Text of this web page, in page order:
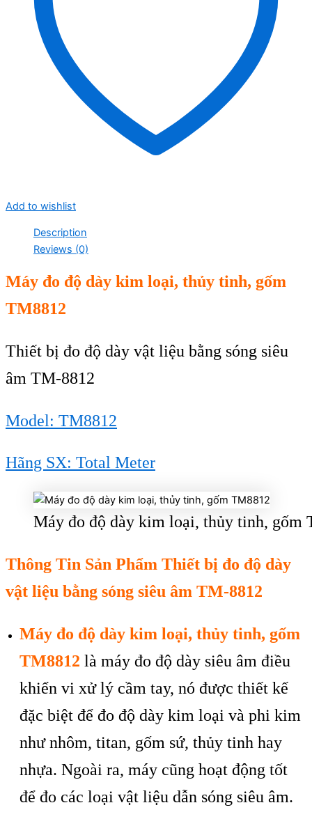
Add to wishlist
Description
Reviews (0)
Máy đo độ dày kim loại, thủy tinh, gốm
TM8812
Thiết bị đo độ dày vật liệu bằng sóng siêu
âm TM-8812
Model: TM8812
Hãng SX: Total Meter
Máy đo độ dày kim loại, thủy tinh, gốm
Thông Tin Sản Phẩm Thiết bị đo độ dày
vật liệu bằng sóng siêu âm TM-8812
Máy đo độ dày kim loại, thủy tinh, gốm
TM8812 là máy đo độ dày siêu âm điều
khiển vi xử lý cầm tay, nó được thiết kế
đặc biệt để đo độ dày kim loại và phi kim
như nhôm, titan, gốm sứ, thủy tinh hay
nhựa. Ngoài ra, máy cũng hoạt động tốt
để đo các loại vật liệu dẫn sóng siêu âm.